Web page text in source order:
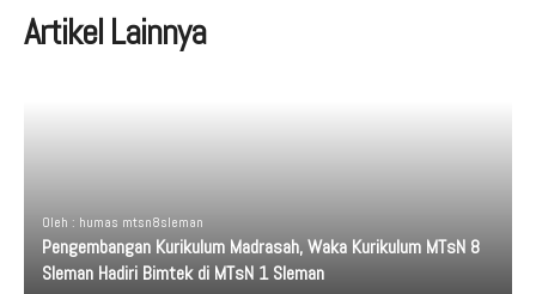
Artikel Lainnya
Oleh : humas mtsn8sleman
Pengembangan Kurikulum Madrasah, Waka Kurikulum MTsN 8
Sleman Hadiri Bimtek di MTsN 1 Sleman